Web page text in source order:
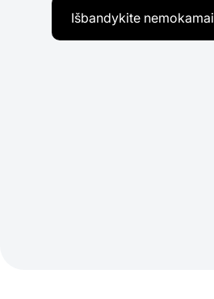
Išbandykite nemokamai